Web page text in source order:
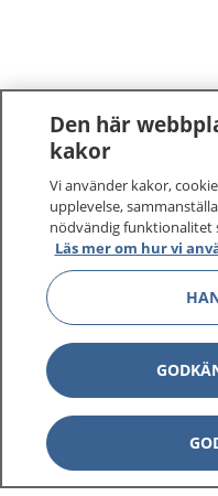
1177–tryggt
På 1177.se får du råd
sjukdomar och vilka
Logga in för att läsa
vårdärenden. Ring
sjukvårdsrådgivning
1177 ger dig råd när
Den här
kakor
Vi använder kakor,
upplevelse,
nödvändig funktionalitet
Läs mer om hur vi